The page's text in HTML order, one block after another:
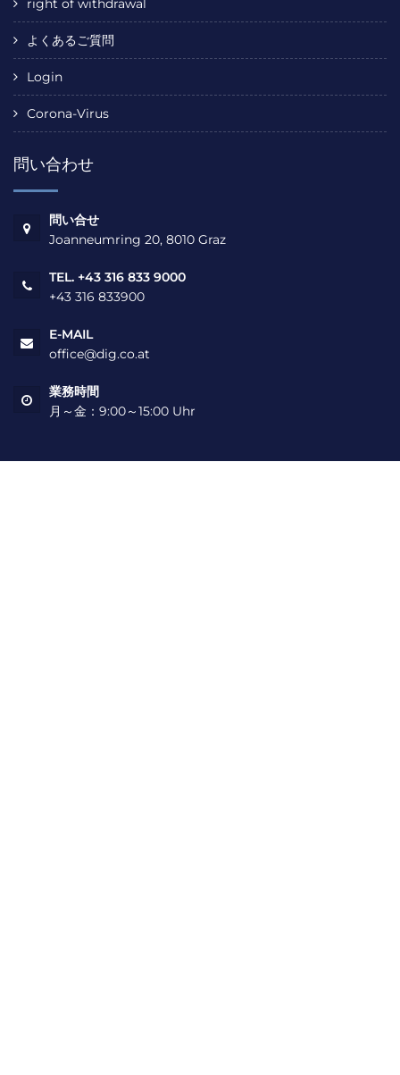
right of withdrawal
よくあるご質問
Login
Corona-Virus
問い合わせ
問い合せ
Joanneumring 20, 8010 Graz
TEL. +43 316 833 9000
+43 316 833900
E-MAIL
office@dig.co.at
業務時間
月～金：9:00～15:00 Uhr